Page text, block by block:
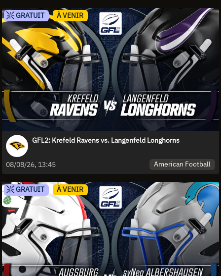
GRATUIT À VENIR
GFL2: Krefeld Ravens vs. Langenfeld Longhorns
08/08/26, 13:45 American Football
GRATUIT À VENIR